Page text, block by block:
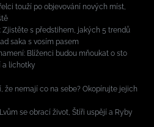
touží po objevování nových míst,
Zjistěte s předstihem, jakých 5 trendů
saka s vosím pasem
Blíženci budou mňoukat o sto
a lichotky
že nemají co na sebe? Okopírujte jejich
se obrací život, Štíři uspějí a Ryby